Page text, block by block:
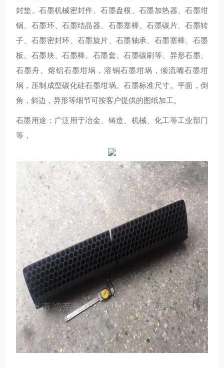
封垫、石墨机械密封件、石墨盘根、石墨加热器、石墨坩
锅、石墨环、石墨结晶器、石墨塞棒、石墨碳片、石墨转
子、石墨密封环、石墨旋片、石墨轴承、石墨塞棒、石墨
板、石墨块、石墨棒、石墨套、石墨碳刷等、异形石墨、
石墨舟、熔铝石墨坩埚，溶铜石墨坩埚，倾流嘴石墨坩
埚，压制成型碳化硅石墨坩埚。石墨标准尺寸。平面，倒
角，斜边，异形等细节可按客户提供的图纸加工。
石墨用途：广泛用于冶金、铸造、机械、化工等工业部门
等，